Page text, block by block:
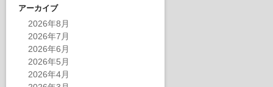
アーカイブ
2026年8月
2026年7月
2026年6月
2026年5月
2026年4月